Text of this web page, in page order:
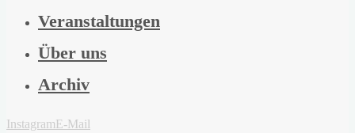
Veranstaltungen
Über uns
Archiv
InstagramE-Mail